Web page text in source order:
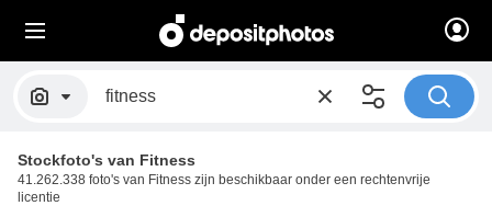
Stockfoto's van Fitness
41.262.338 foto's van Fitness zijn beschikbaar onder een rechtenvrije
licentie